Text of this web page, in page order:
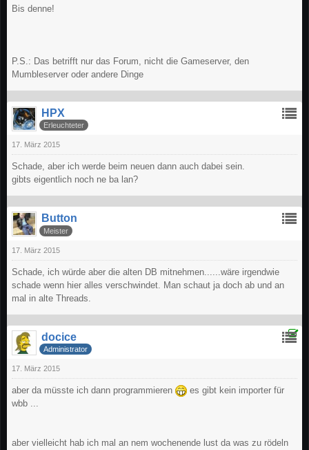
Bis denne!
P.S.: Das betrifft nur das Forum, nicht die Gameserver, den
Mumbleserver oder andere Dinge
HPX
Erleuchteter
17. März 2015
Schade, aber ich werde beim neuen dann auch dabei sein.
gibts eigentlich noch ne ba lan?
Button
Meister
17. März 2015
Schade, ich würde aber die alten DB mitnehmen......wäre irgendwie
schade wenn hier alles verschwindet. Man schaut ja doch ab und an
mal in alte Threads.
docice
Administrator
17. März 2015
aber da müsste ich dann programmieren
es gibt kein importer für
wbb ...
aber vielleicht hab ich mal an nem wochenende lust da was zu rödeln